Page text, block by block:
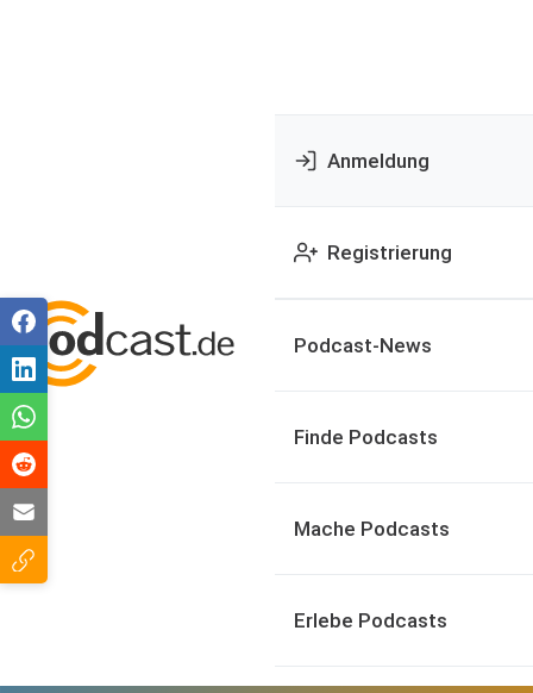
Anmeldung
Registrierung
Podcast-News
Finde Podcasts
Mache Podcasts
Erlebe Podcasts